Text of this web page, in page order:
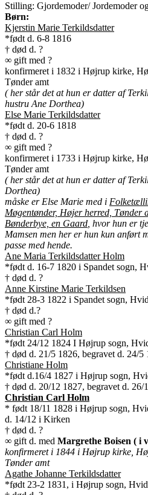
Stilling: Gjordemoder/ Jordemoder
Børn:
Kjerstin Marie Terkildsdatter
*født d. 6-8 1816
† død d. ?
∞ gift med ?
konfirmeret i 1832 i Højrup kirke,
Tønder amt
( her står det at hun er datter af
hustru Ane Dorthea)
Else Marie Terkildsdatter
*født d. 20-6 1818
† død d. ?
∞ gift med ?
konfirmeret i 1733 i Højrup kirke,
Tønder amt
( her står det at hun er datter af
Dorthea)
måske er Else Marie med i
Møgentønder, Højer herred, Tønder
Bønderbye, en Gaard , hvor hun er
Mamsen men her er hun kun anført
passe med hende.
Ane Maria Terkildsdatter Holm
*født d. 16-7 1820 i Spandet sogn,
† død d. ?
Anne Kirstine Marie Terkildsen
*født 28-3 1822 i Spandet sogn,
† død d.?
∞ gift med ?
Christian Carl Holm
*født 24/12 1824 I Højrup sogn,
† død d. 21/5 1826, begravet d. 24/
Christiane Holm
*født d.16/4 1827 i Højrup sogn,
† død d. 20/12 1827, begravet d. 26/
Christian Carl Holm
* født 18/11 1828 i Højrup sogn,
d. 14/12 i Kirken
† død d. ?
∞ gift d. med Margrethe Boisen ( i
konfirmeret i 1844 i Højrup kirke,
Tønder amt
Agathe Johanne Terkildsdatter
*født 23-2 1831, i Højrup sogn,